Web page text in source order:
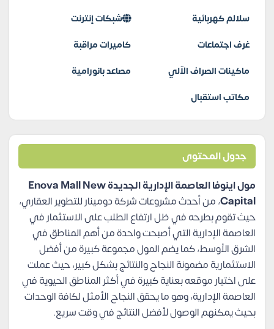
سلالم كهربائية
شبكات إنترنت
غرف اجتماعات
كاميرات مراقبة
ماكينات الصراف الآلي
مصاعد بانورامية
مكاتب استقبال
جدول المحتوى
مول اينوفا العاصمة الإدارية الجديدة Enova Mall New
Capital، من أحدث مشروعات شركة دومينار للتطوير العقاري،
حيث تقوم بطرحه في ظل ارتفاع الطلب على الاستثمار في
العاصمة الإدارية التي أصبحت واحدة من أهم المناطق في
الشرق الأوسط، كما يضم المول مجموعة كبيرة من أفضل
الاستثمارية مضمونة النجاح والنتائج بشكل كبير، حيث عملت
على اختيار موقعه بعناية كبيرة في أكثر المناطق الحيوية في
العاصمة الإدارية، وهو ما يحقق النجاح الأمثل لكافة الوحدات
بحيث يمكنهم الوصول لأفضل النتائج في وقت سريع.